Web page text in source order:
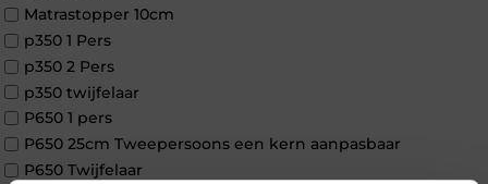
Matrastopper 10cm
p350 1 Pers
p350 2 Pers
p350 twijfelaar
P650 1 pers
P650 25cm Tweepersoons een kern aanpasbaar
P650 Twijfelaar